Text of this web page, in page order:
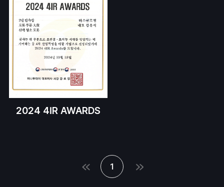
2024 4IR AWARDS
1